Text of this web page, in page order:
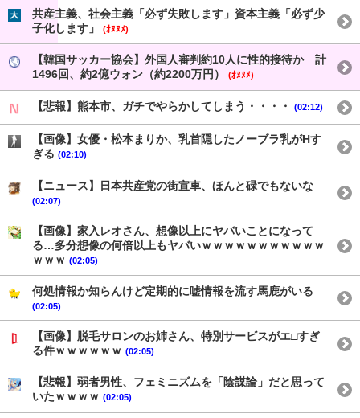
共産主義、社会主義「必ず失敗します」資本主義「必ず少
子化します」
(ｵﾇﾇﾒ)
【韓国サッカー協会】外国人審判約10人に性的接待か 計
1496回、約2億ウォン（約2200万円）
(ｵﾇﾇﾒ)
【悲報】熊本市、ガチでやらかしてしまう・・・・ (02:12)
【画像】女優・松本まりか、乳首隠したノーブラ乳がHす
ぎる (02:10)
【ニュース】日本共産党の街宣車、ほんと碌でもないな
(02:07)
【画像】家入レオさん、想像以上にヤバいことになって
る…多分想像の何倍以上もヤバいｗｗｗｗｗｗｗｗｗｗｗ
ｗｗｗ (02:05)
何処情報か知らんけど定期的に嘘情報を流す馬鹿がいる
(02:05)
【画像】脱毛サロンのお姉さん、特別サービスがエ□すぎ
る件ｗｗｗｗｗｗ (02:05)
【悲報】弱者男性、フェミニズムを「陰謀論」だと思って
いたｗｗｗｗ (02:05)